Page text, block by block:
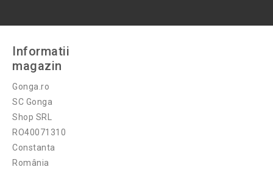
Informatii
magazin
Gonga.ro
SC Gonga
Shop SRL
RO40071310
Constanta
România